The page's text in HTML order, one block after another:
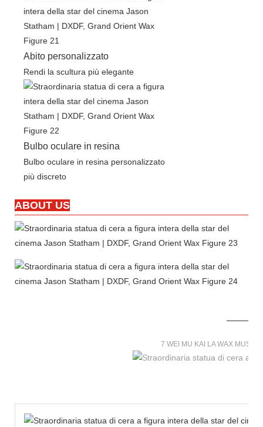
Abito personalizzato
Rendi la scultura più elegante
Bulbo oculare in resina
Bulbo oculare in resina personalizzato
più discreto
ABOUT US
7 WEI MU KAI LA WAX